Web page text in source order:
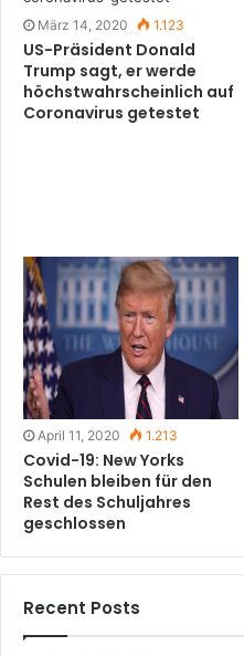
März 14, 2020 1.123
US-Präsident Donald
Trump sagt, er werde
höchstwahrscheinlich auf
Coronavirus getestet
April 11, 2020 1.213
Covid-19: New Yorks
Schulen bleiben für den
Rest des Schuljahres
geschlossen
Recent Posts